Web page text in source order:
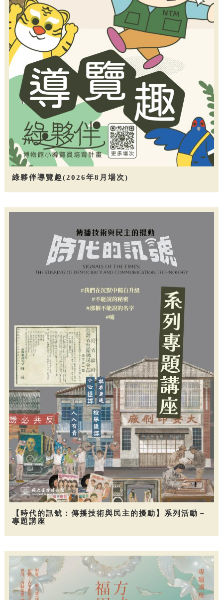
綠夥伴導覽趣(2026年8月場次)
【時代的訊號：傳播技術與民主的擾動】系列活動－
專題講座